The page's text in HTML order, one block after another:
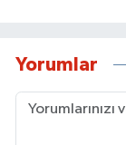
Yorumlar